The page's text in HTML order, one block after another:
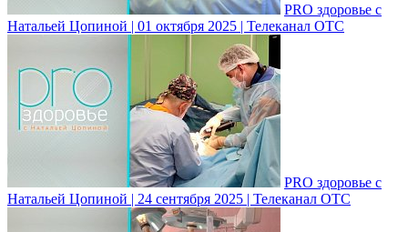
PRO здоровье с
Натальей Цопиной | 01 октября 2025 | Телеканал ОТС
PRO здоровье с
Натальей Цопиной | 24 сентября 2025 | Телеканал ОТС